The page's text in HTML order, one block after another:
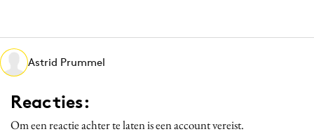
Interne communicatie
Martech
Media
Merkstrategie
PR
Astrid Prummel
Reacties:
Om een reactie achter te laten is een account vereist.